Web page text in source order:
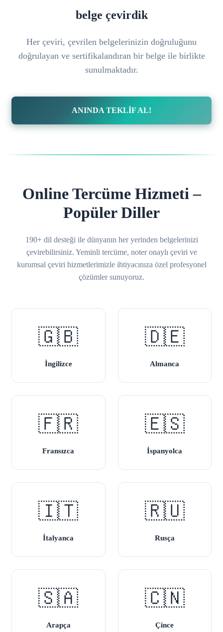
belge çevirdik
Her çeviri, çevrilen belgelerinizin doğruluğunu
doğrulayan ve sertifikalandıran bir belge ile birlikte
sunulmaktadır.
ANINDA TEKLİF AL!
Online Tercüme Hizmeti –
Popüler Diller
190+ dil desteği ile dünyanın her yerinden belgelerinizi
çevirebilirsiniz. Yeminli tercüme, noter onaylı çeviri ve
kurumsal çeviri hizmetlerimizle ihtiyacınıza özel profesyonel
çözümler sunuyoruz.
🇬🇧
İngilizce
🇩🇪
Almanca
🇫🇷
Fransızca
🇪🇸
İspanyolca
🇮🇹
İtalyanca
🇷🇺
Rusça
🇸🇦
Arapça
🇨🇳
Çince